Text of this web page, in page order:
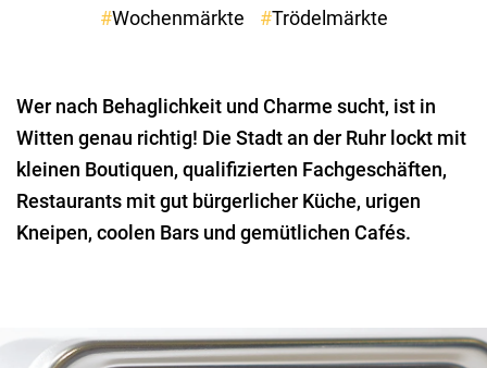
Wochenmärkte
Trödelmärkte
Wer nach Behaglichkeit und Charme sucht, ist in
Witten genau richtig! Die Stadt an der Ruhr lockt mit
kleinen Boutiquen, qualifizierten Fachgeschäften,
Restaurants mit gut bürgerlicher Küche, urigen
Kneipen, coolen Bars und gemütlichen Cafés.